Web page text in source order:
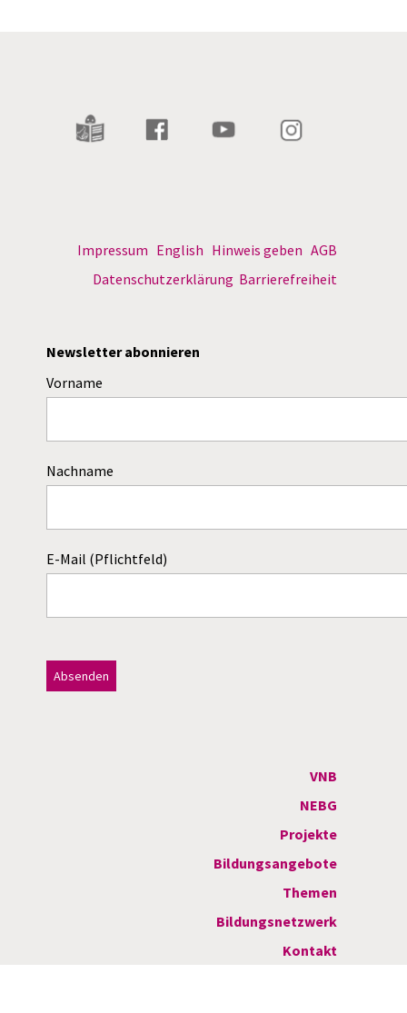
Impressum English Hinweis geben AGB
Datenschutzerklärung Barrierefreiheit
Newsletter abonnieren
Vorname
Nachname
E-Mail (Pflichtfeld)
VNB
NEBG
Projekte
Bildungsangebote
Themen
Bildungsnetzwerk
Kontakt